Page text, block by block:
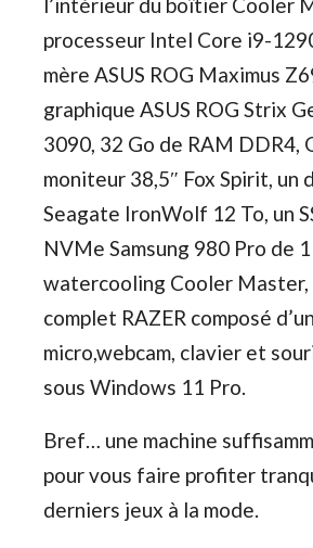
processeur Intel Core i9-
mère ASUS ROG Maximus
graphique ASUS ROG Strix
3090, 32 Go de RAM DDR4,
moniteur 38,5″ Fox Spirit, un
Seagate IronWolf 12 To, un
NVMe Samsung 980 Pro de 1
watercooling Cooler
complet RAZER composé
micro,webcam, clavier et
sous Windows 11 Pro.
Bref… une machine
pour vous faire profiter
derniers jeux à la mode.